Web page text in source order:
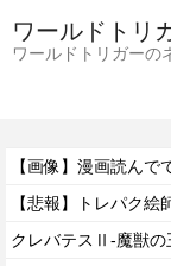
ワールドトリ
ワールドトリガーの
【画像】漫画読ん